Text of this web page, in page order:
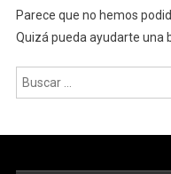
Parece que no hemos
Quizá pueda ayudarte una
Buscar: